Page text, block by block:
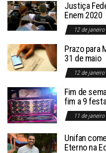
Justiça
Enem 2020
12 de
Prazo para
31 de maio
12 de
Fim de
fim a 9
11 de
Unifan
Eterno na